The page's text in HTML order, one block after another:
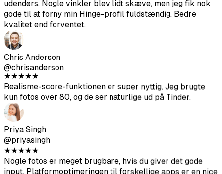
Nina Patel
@ninapatel
★★★
Variationen er virkelig god – kaffebarer, fitnesscentre,
udendørs. Nogle vinkler blev lidt skæve, men jeg fik nok
gode til at forny min Hinge-profil fuldstændig. Bedre
kvalitet end forventet.
Chris Anderson
@chrisanderson
★★★★★
Realisme-score-funktionen er super nyttig. Jeg brugte
kun fotos over 80, og de ser naturlige ud på Tinder.